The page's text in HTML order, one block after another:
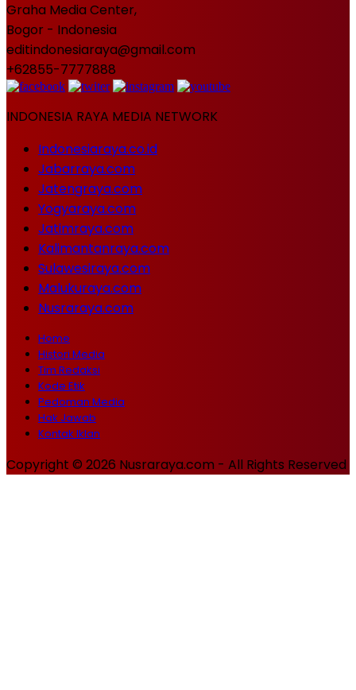
Graha Media Center,
Bogor - Indonesia
editindonesiaraya@gmail.com
+62855-7777888
INDONESIA RAYA MEDIA NETWORK
Indonesiaraya.co.id
Jabarraya.com
Jatengraya.com
Yogyaraya.com
Jatimraya.com
Kalimantanraya.com
Sulawesiraya.com
Malukuraya.com
Nusraraya.com
Home
Histori Media
Tim Redaksi
Kode Etik
Pedoman Media
Hak Jawab
Kontak Iklan
Copyright © 2026 Nusraraya.com - All Rights Reserved